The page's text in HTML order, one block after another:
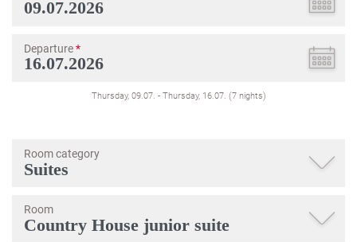
Departure*
Thursday, 09.07. - Thursday, 16.07. (7 nights)
Room category
Room